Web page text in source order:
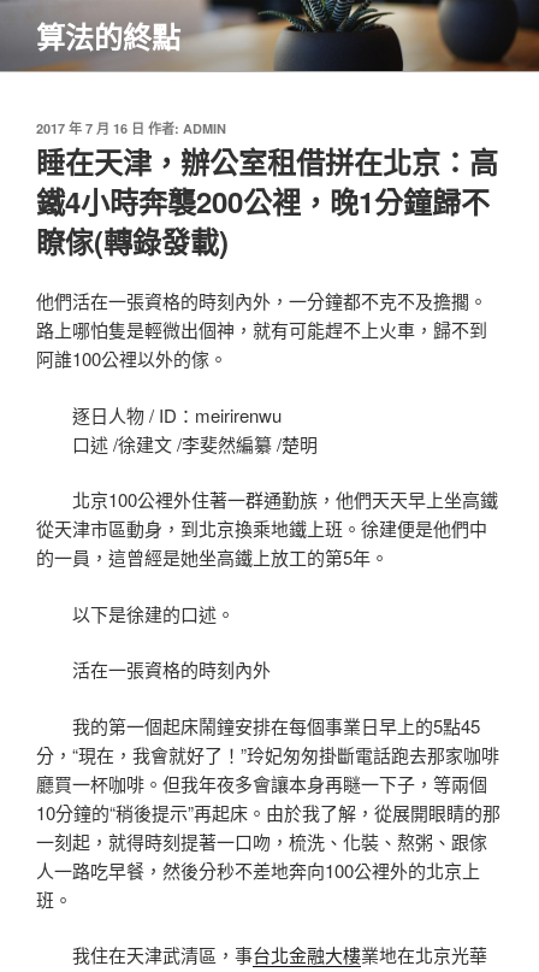
主
算法的終點
發
佈
於
2017 年 7 月 16 日 作者: ADMIN
睡在天津，辦公室租借拼在北京：高
鐵4小時奔襲200公裡，晚1分鐘歸不
瞭傢(轉錄發載)
他們活在一張資格的時刻內外，一分鐘都不克不及擔擱。
路上哪怕隻是輕微出個神，就有可能趕不上火車，歸不到
阿誰100公裡以外的傢。
逐日人物 / ID：meirirenwu
口述 /徐建文 /李斐然編纂 /楚明
北京100公裡外住著一群通勤族，他們天天早上坐高鐵
從天津市區動身，到北京換乘地鐵上班。徐建便是他們中
的一員，這曾經是她坐高鐵上放工的第5年。
以下是徐建的口述。
活在一張資格的時刻內外
我的第一個起床鬧鐘安排在每個事業日早上的5點45
分，“現在，我會就好了！”玲妃匆匆掛斷電話跑去那家咖啡
廳買一杯咖啡。但我年夜多會讓本身再瞇一下子，等兩個
10分鐘的“稍後提示”再起床。由於我了解，從展開眼睛的那
一刻起，就得時刻提著一口吻，梳洗、化裝、熬粥、跟傢
人一路吃早餐，然後分秒不差地奔向100公裡外的北京上
班。
我住在天津武清區，事台北金融大樓業地在北京光華